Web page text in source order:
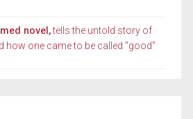
novel,tells the untold story of
how one came to be called "good"